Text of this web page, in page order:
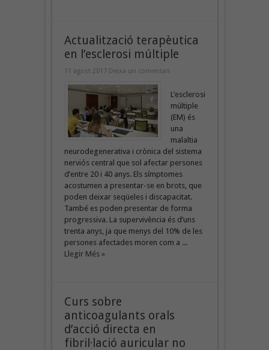
Actualització terapèutica
en l’esclerosi múltiple
11 agost 2017 Deixa un comentari
L’esclerosi
múltiple
(EM) és
una
malaltia
neurodegenerativa i crònica del sistema
nerviós central que sol afectar persones
d’entre 20 i 40 anys. Els símptomes
acostumen a presentar-se en brots, que
poden deixar seqüeles i discapacitat.
També es poden presentar de forma
progressiva. La supervivència és d’uns
trenta anys, ja que menys del 10% de les
persones afectades moren com a ...
Llegir Més »
Curs sobre
anticoagulants orals
d’acció directa en
fibril·lació auricular no